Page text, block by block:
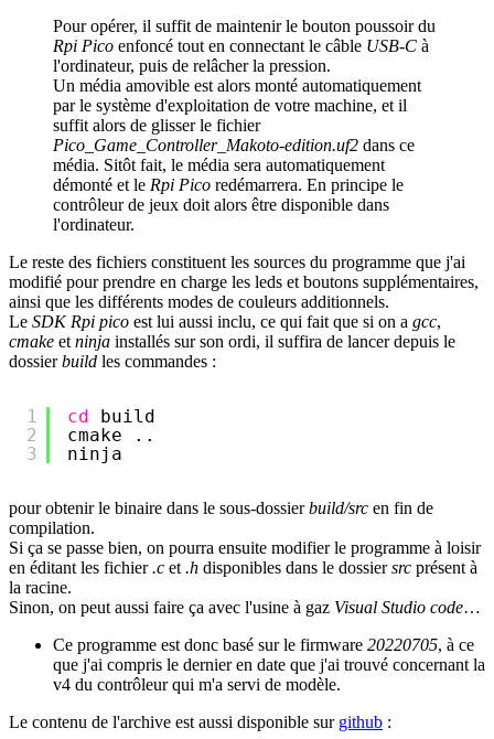
Pour opérer, il suffit de maintenir le bouton poussoir du
Rpi Pico enfoncé tout en connectant le câble USB-C à
l'ordinateur, puis de relâcher la pression.
Un média amovible est alors monté automatiquement
par le système d'exploitation de votre machine, et il
suffit alors de glisser le fichier
Pico_Game_Controller_Makoto-edition.uf2 dans ce
média. Sitôt fait, le média sera automatiquement
démonté et le Rpi Pico redémarrera. En principe le
contrôleur de jeux doit alors être disponible dans
l'ordinateur.
Le reste des fichiers constituent les sources du programme que j'ai
modifié pour prendre en charge les leds et boutons supplémentaires,
ainsi que les différents modes de couleurs additionnels.
Le SDK Rpi pico est lui aussi inclu, ce qui fait que si on a gcc,
cmake et ninja installés sur son ordi, il suffira de lancer depuis le
dossierbuild les commandes :
1
2
3
cd
build
cmake ..
ninja
pour obtenir le binaire dans le sous-dossierbuild/src en fin de
compilation.
Si ça se passe bien, on pourra ensuite modifier le programme à loisir
en éditant les fichier.c et .h disponibles dans le dossiersrc présent à
la racine.
Sinon, on peut aussi faire ça avec l'usine à gaz Visual Studio code…
Ce programme est donc basé sur le firmware 20220705, à ce
que j'ai compris le dernier en date que j'ai trouvé concernant la
v4 du contrôleur qui m'a servi de modèle.
Le contenu de l'archive est aussi disponible sur github :